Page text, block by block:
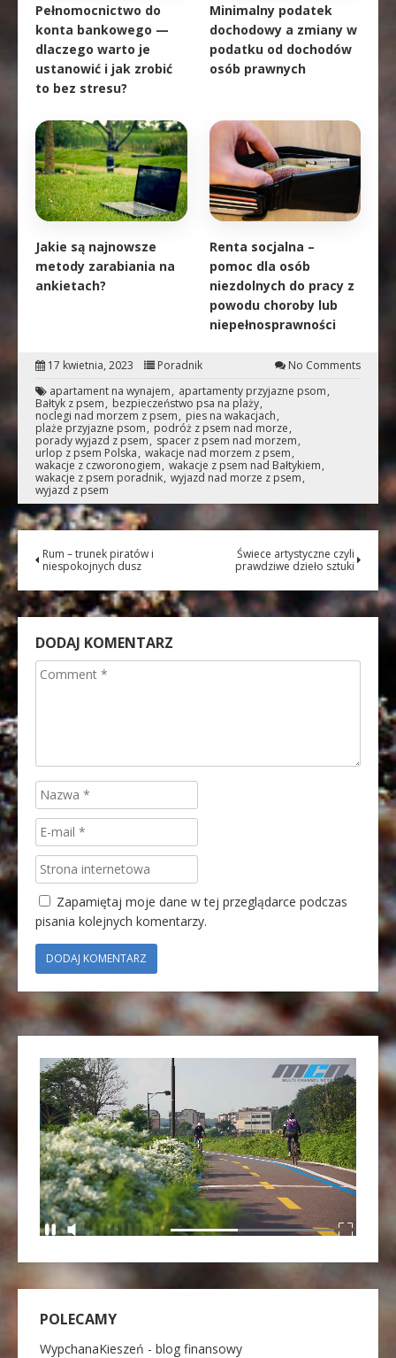
Pełnomocnictwo do
konta bankowego —
dlaczego warto je
ustanowić i jak zrobić
to bez stresu?
Minimalny podatek
dochodowy a zmiany w
podatku od dochodów
osób prawnych
Jakie są najnowsze
metody zarabiania na
ankietach?
Renta socjalna –
pomoc dla osób
niezdolnych do pracy z
powodu choroby lub
niepełnosprawności
17 kwietnia, 2023 Poradnik
No Comments
apartament na wynajem
apartamenty przyjazne psom
Bałtyk z psem
bezpieczeństwo psa na plaży
noclegi nad morzem z psem
pies na wakacjach
plaże przyjazne psom
podróż z psem nad morze
porady wyjazd z psem
spacer z psem nad morzem
urlop z psem Polska wakacje nad morzem z psem
wakacje z czworonogiem wakacje z psem nad Bałtykiem
wakacje z psem poradnik wyjazd nad morze z psem
wyjazd z psem
Rum – trunek piratów i
niespokojnych dusz
Świece artystyczne czyli
prawdziwe dzieło sztuki
DODAJ KOMENTARZ
Zapamiętaj moje dane w tej przeglądarce podczas
pisania kolejnych komentarzy.
POLECAMY
WypchanaKieszeń - blog finansowy